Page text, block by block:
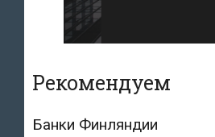
Рекомендуем
Банки Финляндии